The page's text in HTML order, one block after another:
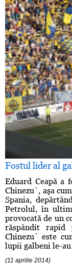
Fostul lider al
Eduard Ceapă
Chinezu`, aşa
Spania,
Petrolul, în
provocată de un
răspândit
Chinezu` este
lupii galbeni le-
(11 aprilie 2014)